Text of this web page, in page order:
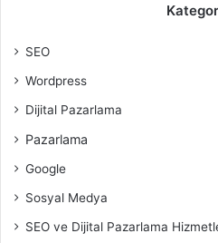
SEO
Wordpress
Dijital Pazarlama
Pazarlama
Google
Sosyal Medya
SEO ve Dijital Pazarlama